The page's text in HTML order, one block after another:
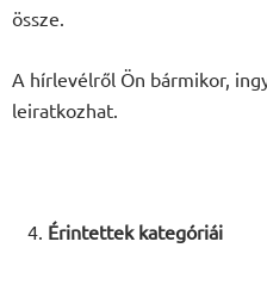
össze.
A hírlevélről Ön bármikor,
leiratkozhat.
Érintettek kategóriái